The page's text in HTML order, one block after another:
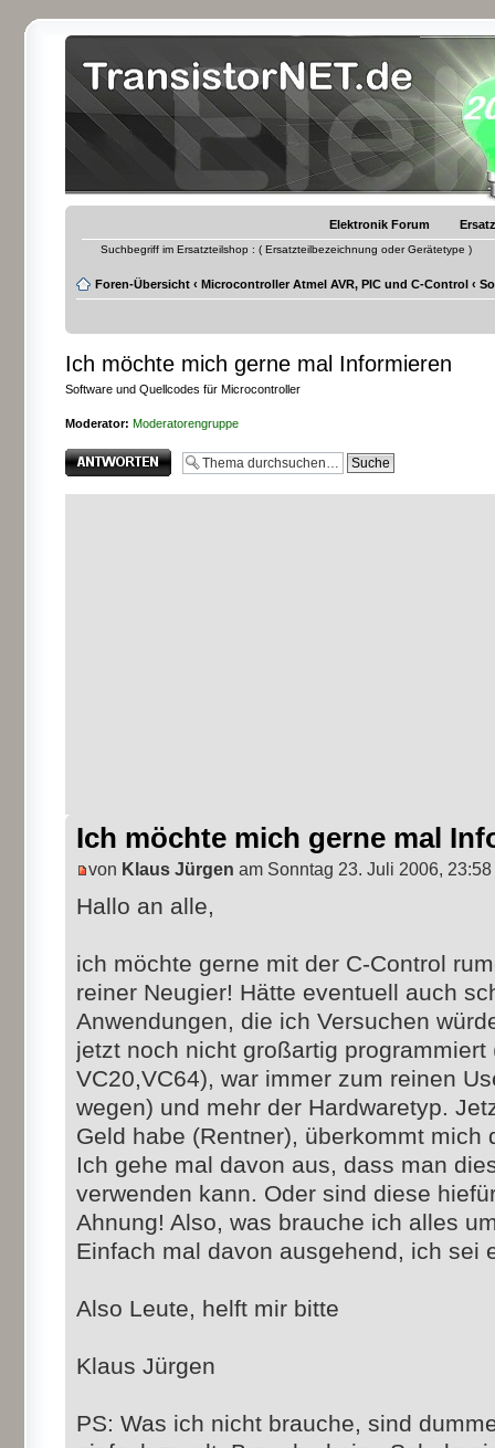
Elektronik Forum
Suchbegriff im Ersatzteilshop : ( Ersatzteilbezeichnung oder Gerätetype )
Foren-Übersicht ‹ Microcontroller Atmel AVR, PIC und C-Control ‹
Ich möchte mich gerne mal Informieren
Software und Quellcodes für Microcontroller
Moderator: Moderatorengruppe
Antwort erstellen
Ich möchte mich gerne mal
von Klaus Jürgen am Sonntag 23. Juli 2006, 23:58
Hallo an alle,
ich möchte gerne mit der C-Control
reiner Neugier! Hätte eventuell auch
Anwendungen, die ich Versuchen
jetzt noch nicht großartig
VC20,VC64), war immer zum reinen
wegen) und mehr der Hardwaretyp.
Geld habe (Rentner), überkommt mich
Ich gehe mal davon aus, dass man
verwenden kann. Oder sind diese
Ahnung! Also, was brauche ich alles
Einfach mal davon ausgehend, ich sei
Also Leute, helft mir bitte
Klaus Jürgen
PS: Was ich nicht brauche, sind